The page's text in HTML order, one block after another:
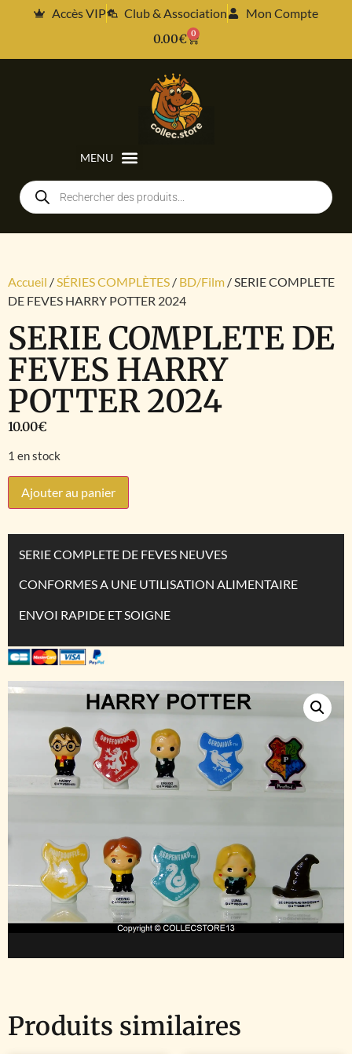
Accès VIP Club & Association
Mon Compte
0.00€ 0
Accueil /SÉRIES COMPLÈTES / BD/Film / SERIE COMPLETE
DE FEVES HARRY POTTER 2024
SERIE COMPLETE DE
FEVES HARRY
POTTER 2024
10.00€
1 en stock
Ajouter au panier
SERIE COMPLETE DE FEVES NEUVES
CONFORMES A UNE UTILISATION ALIMENTAIRE
ENVOI RAPIDE ET SOIGNE
Produits similaires